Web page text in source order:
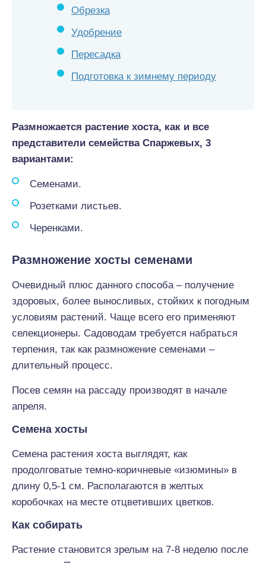
Обрезка
Удобрение
Пересадка
Подготовка к зимнему периоду
Размножается растение хоста, как и все
представители семейства Спаржевых, 3
вариантами:
Семенами.
Розетками листьев.
Черенками.
Размножение хосты семенами
Очевидный плюс данного способа – получение
здоровых, более выносливых, стойких к погодным
условиям растений. Чаще всего его применяют
селекционеры. Садоводам требуется набраться
терпения, так как размножение семенами –
длительный процесс.
Посев семян на рассаду производят в начале
апреля.
Семена хосты
Семена растения хоста выглядят, как
продолговатые темно-коричневые «изюмины» в
длину 0,5-1 см. Располагаются в желтых
коробочках на месте отцветивших цветков.
Как собирать
Растение становится зрелым на 7-8 неделю после